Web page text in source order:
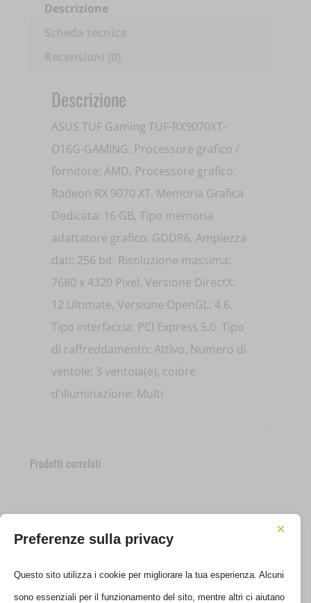
Descrizione
Descrizione
ASUS TUF Gaming TUF-RX9070XT-
O16G-GAMING. Processore grafico /
fornitore: AMD, Processore grafico:
Radeon RX 9070 XT. Memoria Grafica
Dedicata: 16 GB, Tipo memoria
adattatore grafico: GDDR6, Ampiezza
dati: 256 bit. Risoluzione massima:
7680 x 4320 Pixel. Versione DirectX:
12 Ultimate, Versione OpenGL: 4.6.
Tipo interfaccia: PCI Express 5.0. Tipo
di raffreddamento: Attivo, Numero di
ventole: 3 ventola(e), colore
d'illuminazione: Multi
Prodotti correlati
Preferenze sulla privacy
×
Questo sito utilizza i cookie per migliorare la tua esperienza. Alcuni
sono essenziali per il funzionamento del sito, mentre altri ci aiutano